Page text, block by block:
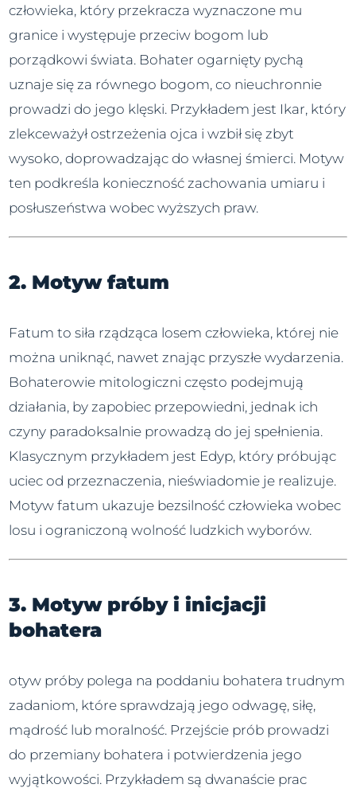
człowieka, który przekracza wyznaczone mu
granice i występuje przeciw bogom lub
porządkowi świata. Bohater ogarnięty pychą
uznaje się za równego bogom, co nieuchronnie
prowadzi do jego klęski. Przykładem jest Ikar, który
zlekceważył ostrzeżenia ojca i wzbił się zbyt
wysoko, doprowadzając do własnej śmierci. Motyw
ten podkreśla konieczność zachowania umiaru i
posłuszeństwa wobec wyższych praw.
2. Motyw fatum
Fatum to siła rządząca losem człowieka, której nie
można uniknąć, nawet znając przyszłe wydarzenia.
Bohaterowie mitologiczni często podejmują
działania, by zapobiec przepowiedni, jednak ich
czyny paradoksalnie prowadzą do jej spełnienia.
Klasycznym przykładem jest Edyp, który próbując
uciec od przeznaczenia, nieświadomie je realizuje.
Motyw fatum ukazuje bezsilność człowieka wobec
losu i ograniczoną wolność ludzkich wyborów.
3. Motyw próby i inicjacji
bohatera
otyw próby polega na poddaniu bohatera trudnym
zadaniom, które sprawdzają jego odwagę, siłę,
mądrość lub moralność. Przejście prób prowadzi
do przemiany bohatera i potwierdzenia jego
wyjątkowości. Przykładem są dwanaście prac